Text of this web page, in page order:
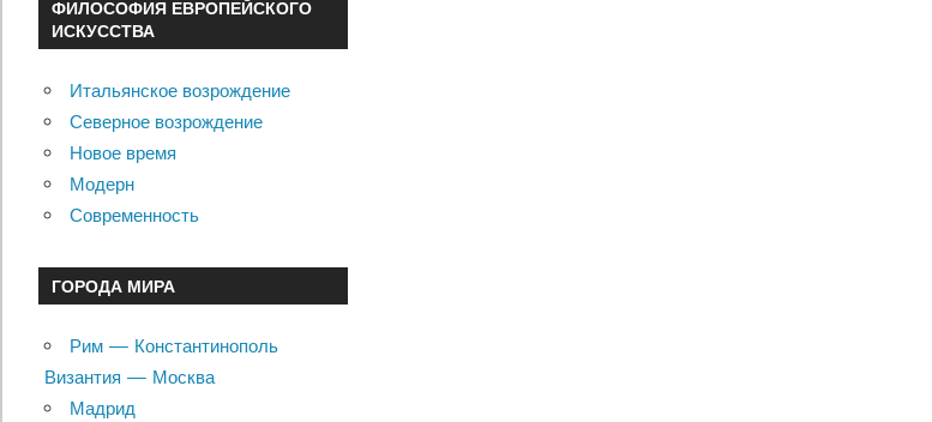
ФИЛОСОФИЯ ЕВРОПЕЙСКОГО
ИСКУССТВА
Итальянское возрождение
Северное возрождение
Новое время
Модерн
Современность
ГОРОДА МИРА
Рим — Константинополь
Византия — Москва
Мадрид